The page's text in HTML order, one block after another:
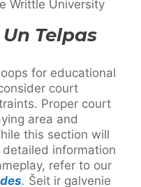
Writtle University
Telpas
for educational
court
Proper court
area and
this section will
information
refer to our
. Šeit ir galvenie